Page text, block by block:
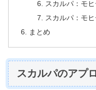
スカルパ：モ
スカルパ：モ
まとめ
スカルパのアプ